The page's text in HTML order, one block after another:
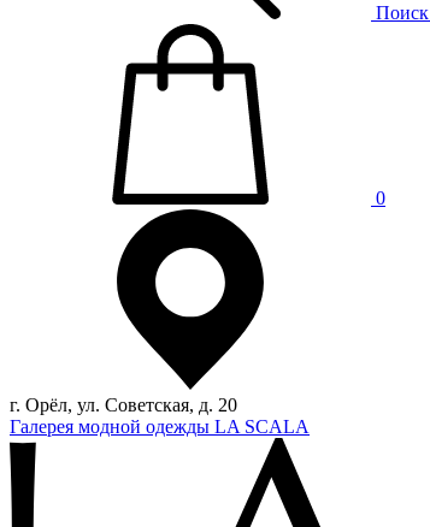
Поиск
0
г. Орёл, ул. Советская, д. 20
Галерея модной одежды LA SCALA